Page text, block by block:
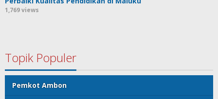
1,769 views
Topik Populer
Pemkot Ambon